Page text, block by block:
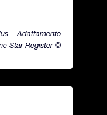
– Adattamento
Star Register ©